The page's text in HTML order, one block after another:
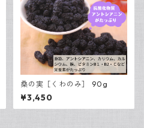
桑の実［くわのみ］ 90g
¥3,450